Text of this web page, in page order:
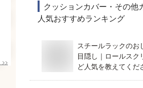
>>
クッションカバー・その他
人気おすすめランキング
スチールラックのお
目隠し｜ロールスク
ど人気を教えてくだ